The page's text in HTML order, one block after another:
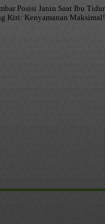
Posisi Janin Saat Ibu Tidur
Kiri: Kenyamanan Maksimal!